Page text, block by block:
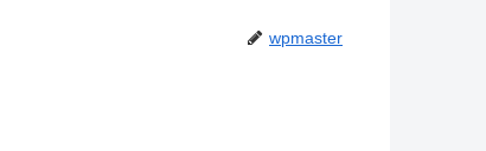
wpmaster